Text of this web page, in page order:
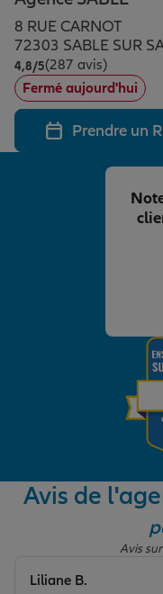
Assurance
Prévoyance et
Assurance animal
Protection de la
Protection juridique
Épargne & retraite
Plan épargne
Assurance vie
Placements
Investissements
Transmission
Vos projets
Partir en vacances
Départ à la retraite
Préparer l’avenir
Conseil assurance
Assurance
Le Pack Famille
Garantie des
Assurance scolaire
Allianz en France
8 RUE CARNOT
72303 SABLE SUR
4,8/5Note de 4.8 sur 5
(287 avis)
Fermé aujourd'hui
Prendre un
Avis de
Avis
Liliane B.